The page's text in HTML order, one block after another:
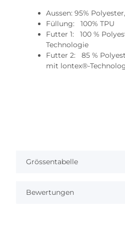
Aussen: 95%
Füllung: 100% TPU
Futter 1: 100 %
Technologie
Futter 2: 85 %
mit lontex®-
Grössentabelle
Bewertungen